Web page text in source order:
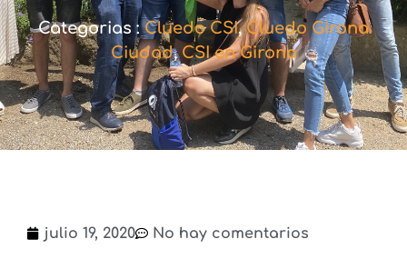
Categorias :Cluedo CSI,Cluedo Girona
Ciudad,CSI en Girona
julio 19, 2020 No hay comentarios